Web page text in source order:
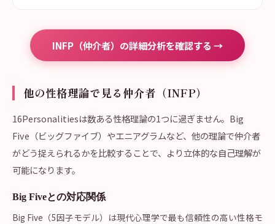
INFP（仲介者）の詳細分析を確認する →
他の性格理論で見る仲介者（INFP）
16Personalitiesは数ある性格理論の1つに過ぎません。Big
Five（ビッグファイブ）やエニアグラムなど、他の理論で仲介者
がどう捉えられるかを比較することで、より立体的な自己理解が
可能になります。
Big Fiveとの対応関係
Big Five（5因子モデル）は現代心理学で最も信頼性の高い性格モ